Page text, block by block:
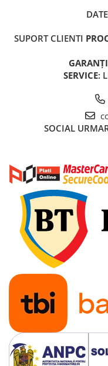
Lumini
Piese Trotinete Electrice
PIESE UNIVERSALE
Baterie Trotineta
Cauciuc Trotineta
Camera Trotineta
Acceleratie Trotineta
Display/Ecran Trotineta
Motor Trotineta Electrica
Kit Frână Hidraulică
Franare Trotineta Electrica
Aparatori Noroi Trotineta
Electrice Diverse,
Butoane
Lumini Trotinete Electrice
Piese Kugoo
Kukirin M4 MAX
Kukirin S1 MAX 2025-2026
KuKirin G2
SUPORT CLIENTI
SERVICE:
SOCIAL